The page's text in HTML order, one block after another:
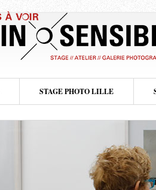
STAGE PHOTO LILLE